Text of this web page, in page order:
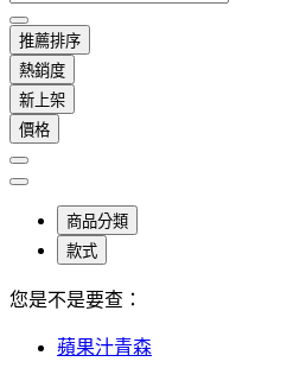
推薦排序
熱銷度
新上架
價格
商品分類
款式
您是不是要查：
蘋果汁青森